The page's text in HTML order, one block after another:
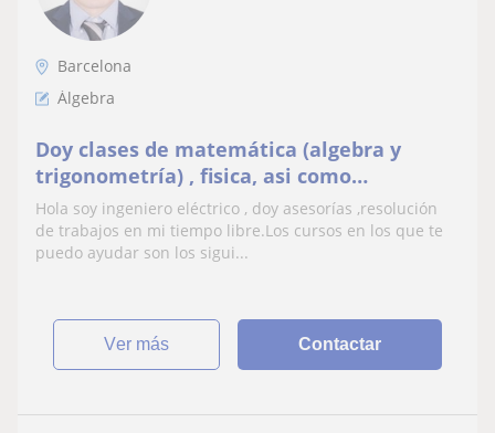
Barcelona
Álgebra
Doy clases de matemática (algebra y
trigonometría) , fisica, asi como
matemática avanzada y cursos de carrera
universitaria afines a la electricidad y
softwares de diseño eléctrico
Hola soy ingeniero eléctrico , doy asesorías ,resolución
de trabajos en mi tiempo libre.Los cursos en los que te
puedo ayudar son los sigui...
ver más Contactar